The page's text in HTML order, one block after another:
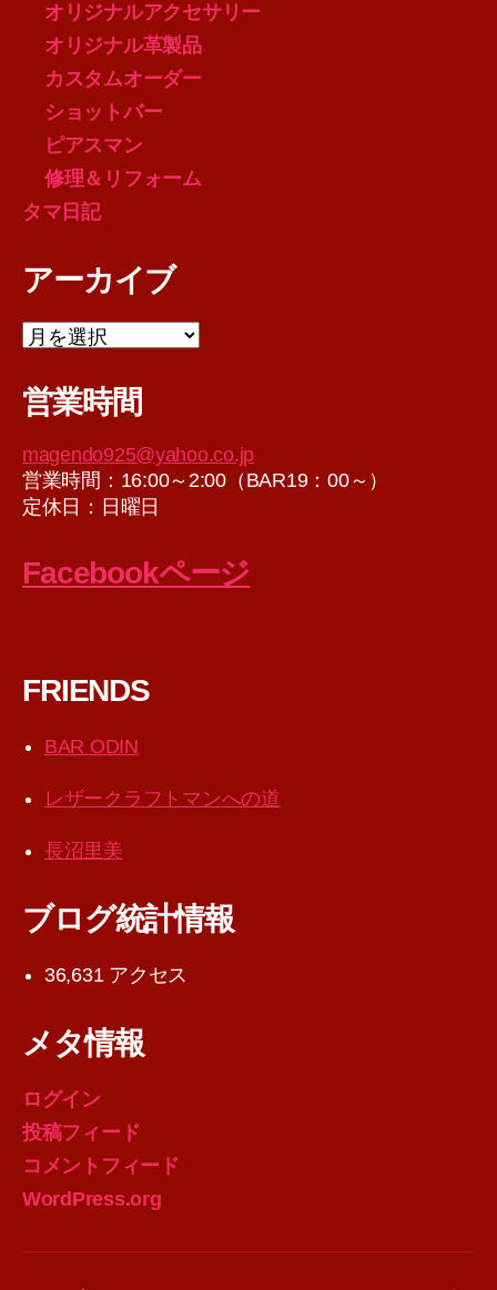
オリジナルアクセサリー
オリジナル革製品
カスタムオーダー
ショットバー
ピアスマン
修理＆リフォーム
タマ日記
アーカイブ
ア
イ
営業時間
magendo925@yahoo.co.jp
営業時間：16:00～2:00（BAR19：00～）
定休日：日曜日
Facebookページ
FRIENDS
BAR ODIN
レザークラフトマンへの道
長沼里美
ブログ統計情報
36,631 アクセス
メタ情報
ログイン
投稿フィード
コメントフィード
WordPress.org